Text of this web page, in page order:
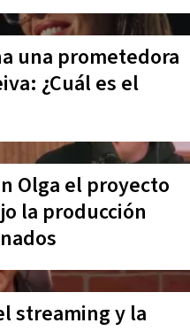
una prometedora
¿Cuál es el
Olga el proyecto
la producción
streaming y la